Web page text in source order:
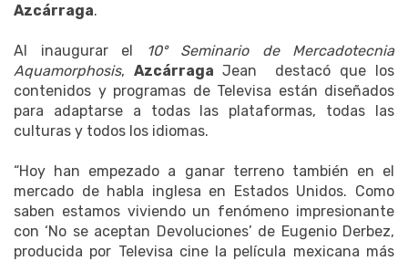
Azcárraga.
Al inaugurar el
10º Seminario de Mercadotecnia
Aquamorphosis, Azcárraga Jean destacó que los
contenidos y programas de Televisa están diseñados
para adaptarse a todas las plataformas, todas las
culturas y todos los idiomas.
“Hoy han empezado a ganar terreno también en el
mercado de habla inglesa en Estados Unidos. Como
saben estamos viviendo un fenómeno impresionante
con ‘No se aceptan Devoluciones’ de Eugenio Derbez,
producida por Televisa cine la película mexicana más